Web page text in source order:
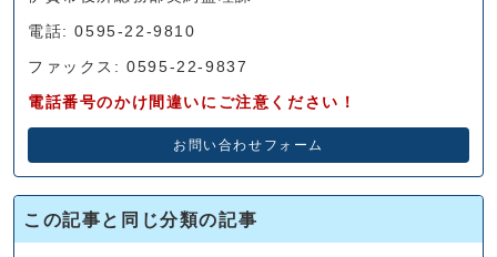
電話: 0595-22-9810
ファックス: 0595-22-9837
電話番号のかけ間違いにご注意ください！
お問い合わせフォーム
この記事と同じ分類の記事